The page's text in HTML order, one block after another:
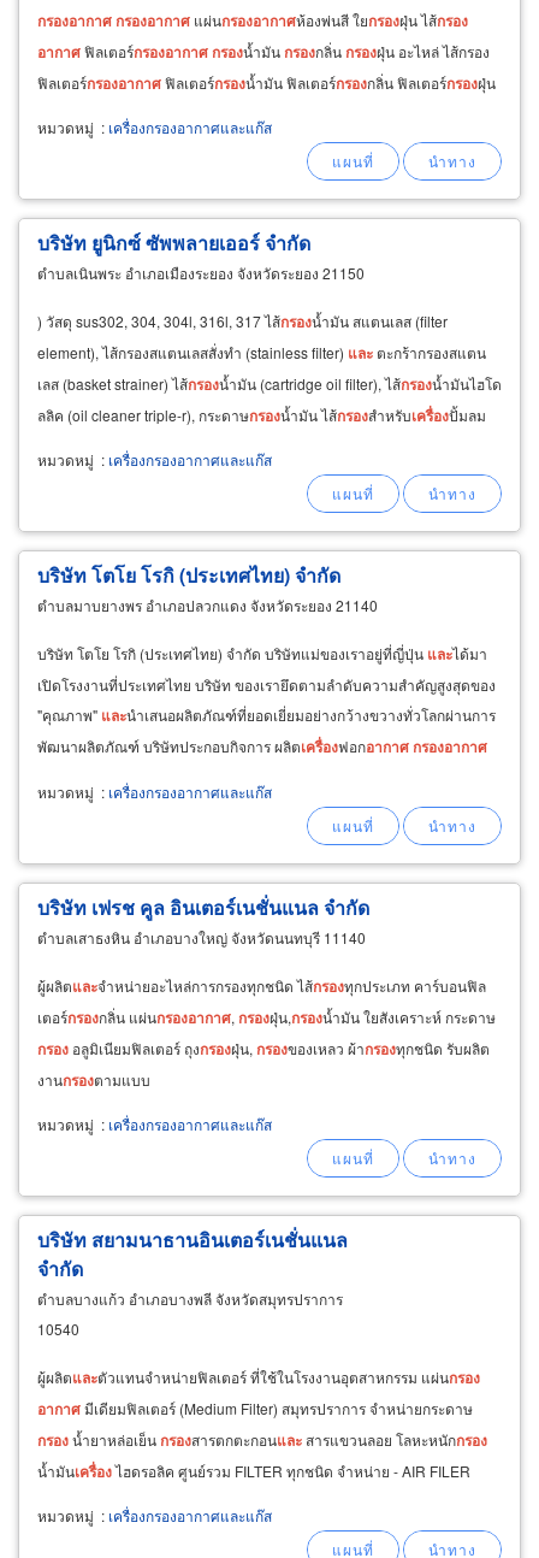
กรองอากาศ กรองอากาศ แผ่นกรองอากาศห้องพ่นสี ใยกรองฝุ่น ไส้กรอง
อากาศฟิลเตอร์กรองอากาศ กรองน้ำมัน กรองกลิ่น กรองฝุ่น อะไหล่ ไส้กรอง
ฟิลเตอร์กรองอากาศฟิลเตอร์กรองน้ำมัน ฟิลเตอร์กรองกลิ่น ฟิลเตอร์กรองฝุ่น
อากาศ
หมวดหมู่ : เครื่องกรองอากาศและแก๊ส
บริษัท ยูนิกซ์ ซัพพลายเออร์ จำกัด
ตำบลเนินพระ อำเภอเมืองระยอง จังหวัดระยอง 21150
) วัสดุ sus302, 304, 304l, 316l, 317 ไส้กรองน้ำมัน สแตนเลส (filter
element), ไส้กรองสแตนเลสสั่งทำ (stainless filter) และ ตะกร้ากรองสแตน
เลส (basket strainer) ไส้กรองน้ำมัน (cartridge oil filter), ไส้กรองน้ำมันไฮโด
ลลิค (oil cleaner triple-r), กระดาษกรองน้ำมัน ไส้กรองสำหรับเครื่องปั้มลม
เครื่อง
หมวดหมู่ : เครื่องกรองอากาศและแก๊ส
บริษัท โตโย โรกิ (ประเทศไทย) จำกัด
ตำบลมาบยางพร อำเภอปลวกแดง จังหวัดระยอง 21140
บริษัท โตโย โรกิ (ประเทศไทย) จำกัด บริษัทแม่ของเราอยู่ที่ญี่ปุ่น และได้มา
เปิดโรงงานที่ประเทศไทย บริษัท ของเรายึดตามลำดับความสำคัญสูงสุดของ
"คุณภาพ" และนำเสนอผลิตภัณฑ์ที่ยอดเยี่ยมอย่างกว้างขวางทั่วโลกผ่านการ
พัฒนาผลิตภัณฑ์ บริษัทประกอบกิจการ ผลิตเครื่องฟอกอากาศ กรองอากาศ
หมวดหมู่ : เครื่องกรองอากาศและแก๊ส
บริษัท เฟรช คูล อินเตอร์เนชั่นแนล จำกัด
ตำบลเสาธงหิน อำเภอบางใหญ่ จังหวัดนนทบุรี 11140
ผู้ผลิตและจำหน่ายอะไหล่การกรองทุกชนิด ไส้กรองทุกประเภท คาร์บอนฟิล
เตอร์กรองกลิ่น แผ่นกรองอากาศ, กรองฝุ่น,กรองน้ำมัน ใยสังเคราะห์ กระดาษ
กรอง อลูมิเนียมฟิลเตอร์ ถุงกรองฝุ่น, กรองของเหลว ผ้ากรองทุกชนิด รับผลิต
งานกรองตามแบบ
หมวดหมู่ : เครื่องกรองอากาศและแก๊ส
บริษัท สยามนาธานอินเตอร์เนชั่นแนล
จำกัด
ตำบลบางแก้ว อำเภอบางพลี จังหวัดสมุทรปราการ
10540
ผู้ผลิตและตัวแทนจำหน่ายฟิลเตอร์ ที่ใช้ในโรงงานอุตสาหกรรม แผ่นกรอง
อากาศมีเดียมฟิลเตอร์ (Medium Filter) สมุทรปราการ จำหน่ายกระดาษ
กรองน้ำยาหล่อเย็น กรองสารตกตะกอนและ สารแขวนลอย โลหะหนักกรอง
น้ำมันเครื่องไฮดรอลิค ศูนย์รวม FILTER ทุกชนิด จำหน่าย - AIR FILER
MEDIA - AUTO ROLL - BAG FILTER PRE FILTER
หมวดหมู่ : เครื่องกรองอากาศและแก๊ส